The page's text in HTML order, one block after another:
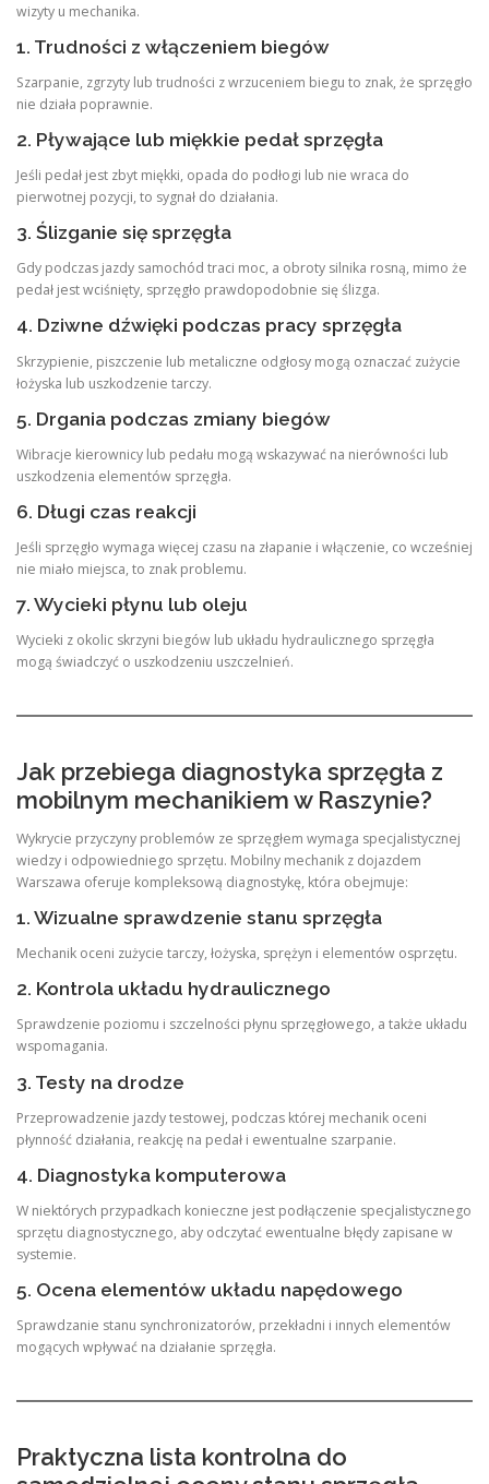
wizyty u mechanika.
1. Trudności z włączeniem biegów
Szarpanie, zgrzyty lub trudności z wrzuceniem biegu to znak, że sprzęgło
nie działa poprawnie.
2. Pływające lub miękkie pedał sprzęgła
Jeśli pedał jest zbyt miękki, opada do podłogi lub nie wraca do
pierwotnej pozycji, to sygnał do działania.
3. Ślizganie się sprzęgła
Gdy podczas jazdy samochód traci moc, a obroty silnika rosną, mimo że
pedał jest wciśnięty, sprzęgło prawdopodobnie się ślizga.
4. Dziwne dźwięki podczas pracy sprzęgła
Skrzypienie, piszczenie lub metaliczne odgłosy mogą oznaczać zużycie
łożyska lub uszkodzenie tarczy.
5. Drgania podczas zmiany biegów
Wibracje kierownicy lub pedału mogą wskazywać na nierówności lub
uszkodzenia elementów sprzęgła.
6. Długi czas reakcji
Jeśli sprzęgło wymaga więcej czasu na złapanie i włączenie, co wcześniej
nie miało miejsca, to znak problemu.
7. Wycieki płynu lub oleju
Wycieki z okolic skrzyni biegów lub układu hydraulicznego sprzęgła
mogą świadczyć o uszkodzeniu uszczelnień.
Jak przebiega diagnostyka sprzęgła z
mobilnym mechanikiem w Raszynie?
Wykrycie przyczyny problemów ze sprzęgłem wymaga specjalistycznej
wiedzy i odpowiedniego sprzętu. Mobilny mechanik z dojazdem
Warszawa oferuje kompleksową diagnostykę, która obejmuje:
1. Wizualne sprawdzenie stanu sprzęgła
Mechanik oceni zużycie tarczy, łożyska, sprężyn i elementów osprzętu.
2. Kontrola układu hydraulicznego
Sprawdzenie poziomu i szczelności płynu sprzęgłowego, a także układu
wspomagania.
3. Testy na drodze
Przeprowadzenie jazdy testowej, podczas której mechanik oceni
płynność działania, reakcję na pedał i ewentualne szarpanie.
4. Diagnostyka komputerowa
W niektórych przypadkach konieczne jest podłączenie specjalistycznego
sprzętu diagnostycznego, aby odczytać ewentualne błędy zapisane w
systemie.
5. Ocena elementów układu napędowego
Sprawdzanie stanu synchronizatorów, przekładni i innych elementów
mogących wpływać na działanie sprzęgła.
Praktyczna lista kontrolna do